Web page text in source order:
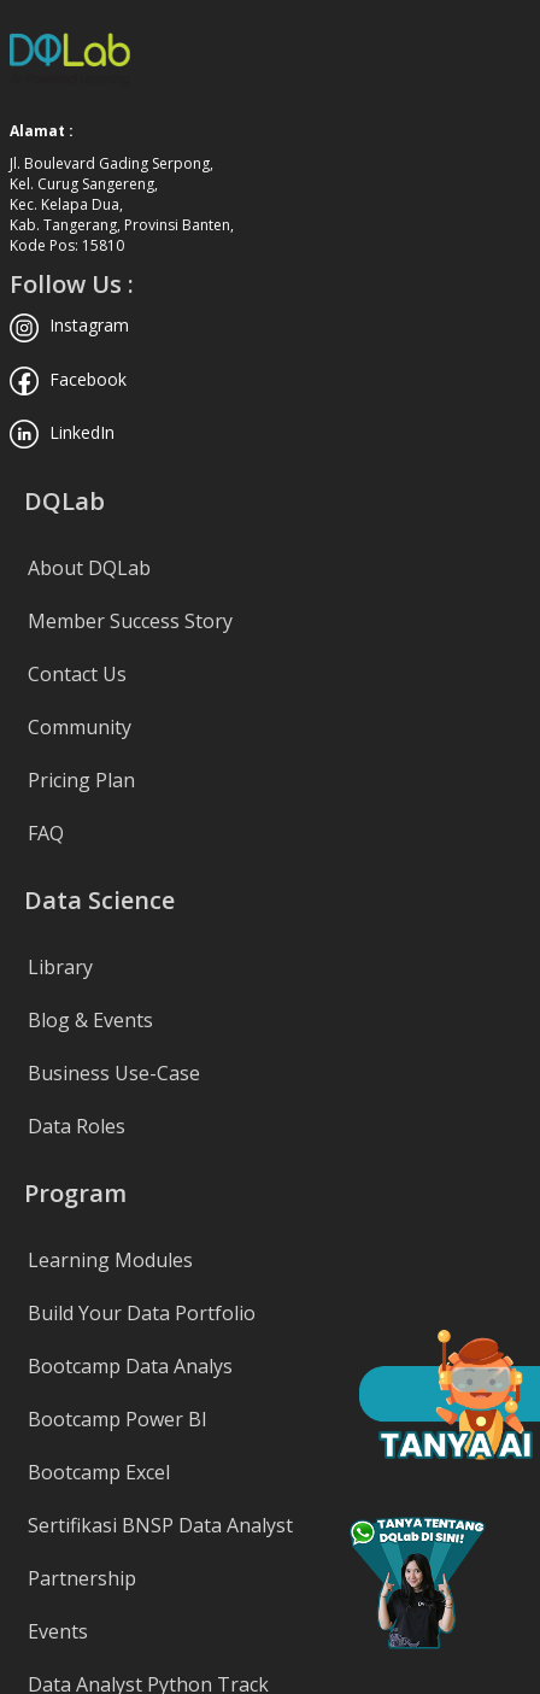
Alamat :
Jl. Boulevard Gading Serpong,
Kel. Curug Sangereng,
Kec. Kelapa Dua,
Kab. Tangerang, Provinsi Banten,
Kode Pos: 15810
Follow Us :
Instagram
Facebook
LinkedIn
DQLab
About DQLab
Member Success Story
Contact Us
Community
Pricing Plan
FAQ
Data Science
Library
Blog & Events
Business Use-Case
Data Roles
Program
Learning Modules
Build Your Data Portfolio
Bootcamp Data Analys
Bootcamp Power BI
Bootcamp Excel
Sertifikasi BNSP Data Analyst
Partnership
Events
Data Analyst Python Track